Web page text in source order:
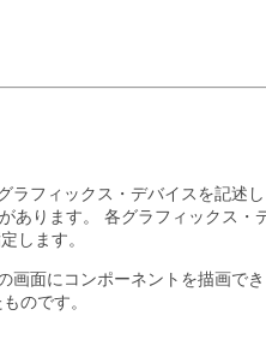
フィックス・デバイスを記述し
あります。 各グラフィックス・
します。
画面にコンポーネントを描画でき
のです。